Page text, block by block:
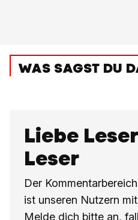
WAS SAGST DU
Liebe
Leser
Der
ist unseren Nutzern
Melde dich bitte an,